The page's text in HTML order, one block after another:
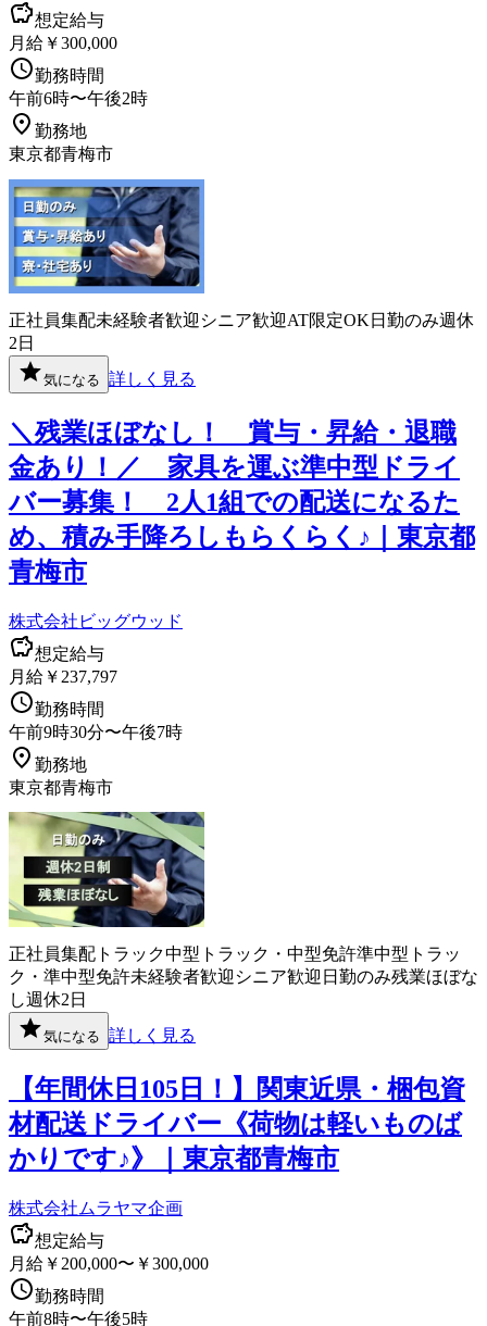
想定給与
月給￥300,000
勤務時間
午前6時〜午後2時
勤務地
東京都青梅市
正社員集配未経験者歓迎 シニア歓迎AT限定OK 日勤のみ週休
2日
気になる 詳しく見る
＼残業ほぼなし！ 賞与・昇給・退職
金あり！／ 家具を運ぶ準中型ドライ
バー募集！ 2人1組での配送になるた
め、積み手降ろしもらくらく♪｜東京都
青梅市
株式会社ビッグウッド
想定給与
月給￥237,797
勤務時間
午前9時30分〜午後7時
勤務地
東京都青梅市
正社員集配 トラック中型トラック・中型免許準中型トラッ
ク・準中型免許未経験者歓迎 シニア歓迎 日勤のみ残業ほぼな
し週休2日
気になる 詳しく見る
【年間休日105日！】関東近県・梱包資
材配送ドライバー《荷物は軽いものば
かりです♪》｜東京都青梅市
株式会社ムラヤマ企画
想定給与
月給￥200,000〜￥300,000
勤務時間
午前8時〜午後5時